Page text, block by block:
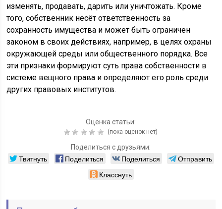
изменять, продавать, дарить или уничтожать. Кроме
того, собственник несёт ответственность за
сохранность имущества и может быть ограничен
законом в своих действиях, например, в целях охраны
окружающей среды или общественного порядка. Все
эти признаки формируют суть права собственности в
системе вещного права и определяют его роль среди
других правовых институтов.
Оценка статьи:
(пока оценок нет)
Поделиться с друзьями:
Твитнуть Поделиться Поделиться
Отправить
Класснуть